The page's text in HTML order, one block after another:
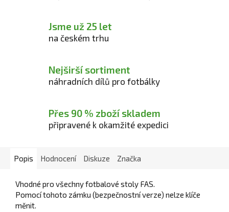
Jsme už 25 let
na českém trhu
Nejširší sortiment
náhradních dílů pro fotbálky
Přes 90 % zboží skladem
připravené k okamžité expedici
Popis Hodnocení Diskuze Značka
Vhodné pro všechny fotbalové stoly FAS.
Pomocí tohoto zámku (bezpečnostní verze) nelze klíče
měnit.